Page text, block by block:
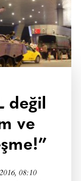
değil
ve
08:10